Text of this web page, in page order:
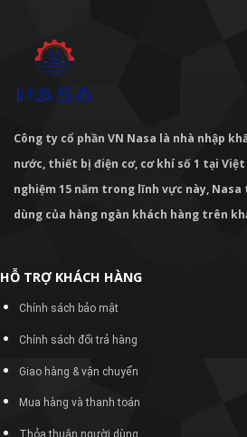
Công ty cổ phần VN Nasa là nhà nhập
nước, thiết bị điện cơ, cơ khí số 1 tại
nghiệm 15 năm trong lĩnh vực này,
dùng của hàng ngàn khách hàng trên
HỖ TRỢ KHÁCH HÀNG
Chính sách bảo mật
Chính sách đổi trả hàng
Giao hàng & vận chuyển
Mua hàng và thanh toán
Thỏa thuận người dùng